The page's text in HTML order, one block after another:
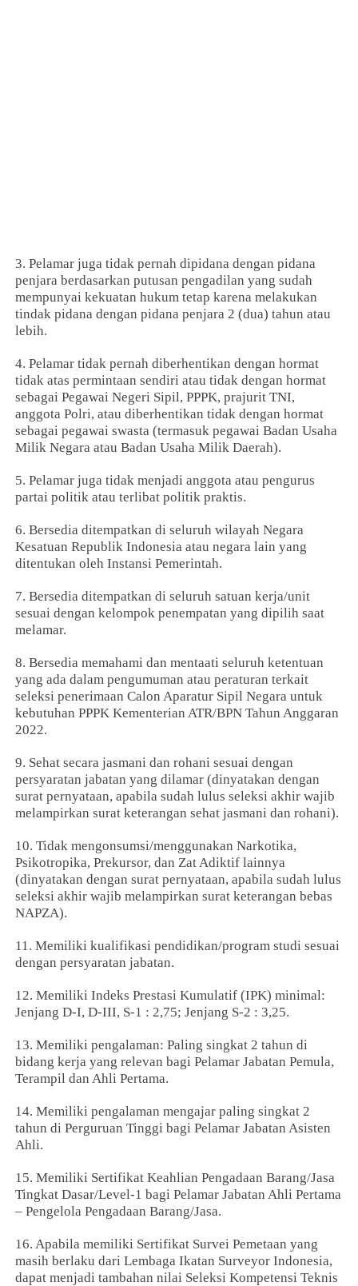
3. Pelamar juga tidak pernah dipidana dengan pidana
penjara berdasarkan putusan pengadilan yang sudah
mempunyai kekuatan hukum tetap karena melakukan
tindak pidana dengan pidana penjara 2 (dua) tahun atau
lebih.
4. Pelamar tidak pernah diberhentikan dengan hormat
tidak atas permintaan sendiri atau tidak dengan hormat
sebagai Pegawai Negeri Sipil, PPPK, prajurit TNI,
anggota Polri, atau diberhentikan tidak dengan hormat
sebagai pegawai swasta (termasuk pegawai Badan Usaha
Milik Negara atau Badan Usaha Milik Daerah).
5. Pelamar juga tidak menjadi anggota atau pengurus
partai politik atau terlibat politik praktis.
6. Bersedia ditempatkan di seluruh wilayah Negara
Kesatuan Republik Indonesia atau negara lain yang
ditentukan oleh Instansi Pemerintah.
7. Bersedia ditempatkan di seluruh satuan kerja/unit
sesuai dengan kelompok penempatan yang dipilih saat
melamar.
8. Bersedia memahami dan mentaati seluruh ketentuan
yang ada dalam pengumuman atau peraturan terkait
seleksi penerimaan Calon Aparatur Sipil Negara untuk
kebutuhan PPPK Kementerian ATR/BPN Tahun Anggaran
2022.
9. Sehat secara jasmani dan rohani sesuai dengan
persyaratan jabatan yang dilamar (dinyatakan dengan
surat pernyataan, apabila sudah lulus seleksi akhir wajib
melampirkan surat keterangan sehat jasmani dan rohani).
10. Tidak mengonsumsi/menggunakan Narkotika,
Psikotropika, Prekursor, dan Zat Adiktif lainnya
(dinyatakan dengan surat pernyataan, apabila sudah lulus
seleksi akhir wajib melampirkan surat keterangan bebas
NAPZA).
11. Memiliki kualifikasi pendidikan/program studi sesuai
dengan persyaratan jabatan.
12. Memiliki Indeks Prestasi Kumulatif (IPK) minimal:
Jenjang D-I, D-III, S-1 : 2,75; Jenjang S-2 : 3,25.
13. Memiliki pengalaman: Paling singkat 2 tahun di
bidang kerja yang relevan bagi Pelamar Jabatan Pemula,
Terampil dan Ahli Pertama.
14. Memiliki pengalaman mengajar paling singkat 2
tahun di Perguruan Tinggi bagi Pelamar Jabatan Asisten
Ahli.
15. Memiliki Sertifikat Keahlian Pengadaan Barang/Jasa
Tingkat Dasar/Level-1 bagi Pelamar Jabatan Ahli Pertama
– Pengelola Pengadaan Barang/Jasa.
16. Apabila memiliki Sertifikat Survei Pemetaan yang
masih berlaku dari Lembaga Ikatan Surveyor Indonesia,
dapat menjadi tambahan nilai Seleksi Kompetensi Teknis